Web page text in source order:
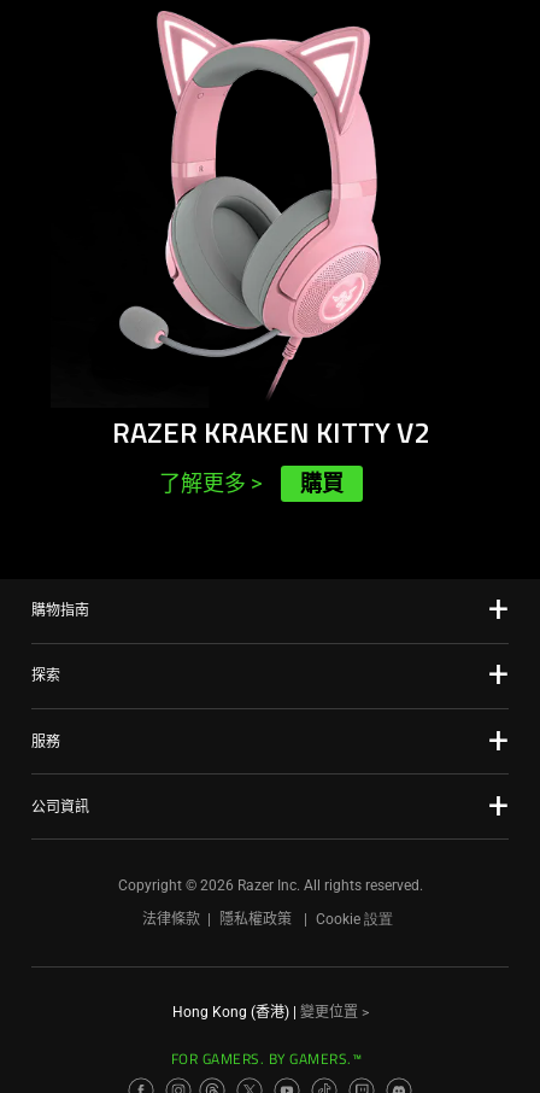
-
razer
kraken
RAZER KRAKEN KITTY V2
了解更多 > 購買
購物指南
探索
服務
公司資訊
Copyright © 2026 Razer Inc. All rights reserved.
法律條款
隱私權政策 Cookie 設置
Hong Kong (香港)| 變更位置 >
FOR GAMERS. BY GAMERS.™